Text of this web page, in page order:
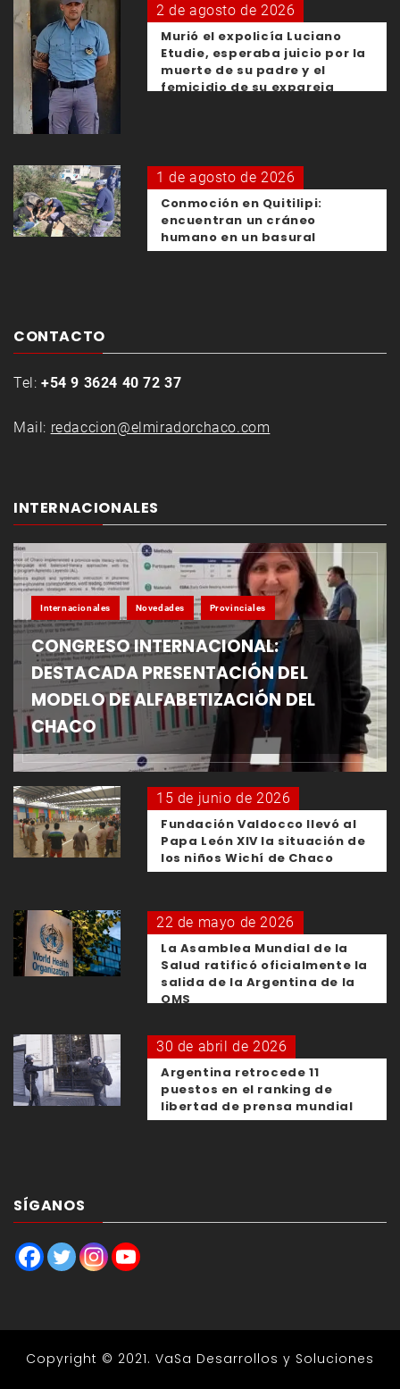
2 de agosto de 2026
Murió el expolicía Luciano
Etudie, esperaba juicio por la
muerte de su padre y el
femicidio de su expareja
1 de agosto de 2026
Conmoción en Quitilipi:
encuentran un cráneo
humano en un basural
CONTACTO
Tel: +54 9 3624 40 72 37
Mail: redaccion@elmiradorchaco.com
INTERNACIONALES
Internacionales Novedades Provinciales
CONGRESO INTERNACIONAL:
DESTACADA PRESENTACIÓN DEL
MODELO DE ALFABETIZACIÓN DEL
CHACO
15 de junio de 2026
Fundación Valdocco llevó al
Papa León XIV la situación de
los niños Wichí de Chaco
22 de mayo de 2026
La Asamblea Mundial de la
Salud ratificó oficialmente la
salida de la Argentina de la
OMS
30 de abril de 2026
Argentina retrocede 11
puestos en el ranking de
libertad de prensa mundial
SÍGANOS
Copyright © 2021. VaSa Desarrollos y Soluciones